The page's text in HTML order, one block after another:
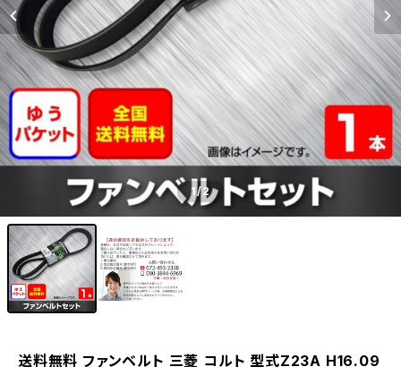
1/2
送料無料 ファンベルト 三菱 コルト 型式Z23A H16.09